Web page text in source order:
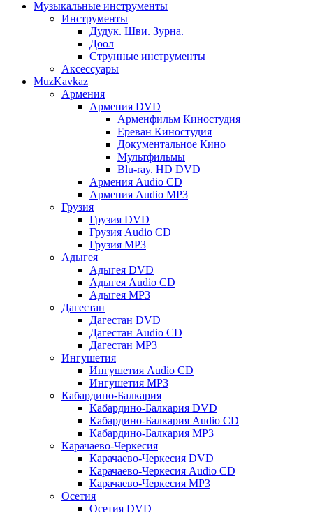
Музыкальные инструменты
Инструменты
Дудук. Шви. Зурна.
Доол
Струнные инструменты
Аксессуары
MuzKavkaz
Армения
Армения DVD
Арменфильм Киностудия
Ереван Киностудия
Документальное Кино
Мультфильмы
Blu-ray. HD DVD
Армения Audio CD
Армения Audio MP3
Грузия
Грузия DVD
Грузия Audio CD
Грузия MP3
Адыгея
Адыгея DVD
Адыгея Audio CD
Адыгея MP3
Дагестан
Дагестан DVD
Дагестан Audio CD
Дагестан MP3
Ингушетия
Ингушетия Audio CD
Ингушетия MP3
Кабардино-Балкария
Кабардино-Балкария DVD
Кабардино-Балкария Audio CD
Кабардино-Балкария MP3
Карачаево-Черкесия
Карачаево-Черкесия DVD
Карачаево-Черкесия Audio CD
Карачаево-Черкесия MP3
Осетия
Осетия DVD